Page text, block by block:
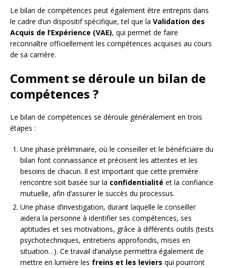
Le bilan de compétences peut également être entrepris dans
le cadre d’un dispositif spécifique, tel que la Validation des
Acquis de l’Expérience (VAE), qui permet de faire
reconnaître officiellement les compétences acquises au cours
de sa carrière.
Comment se déroule un bilan de
compétences ?
Le bilan de compétences se déroule généralement en trois
étapes :
Une phase préliminaire, où le conseiller et le bénéficiaire du
bilan font connaissance et précisent les attentes et les
besoins de chacun. Il est important que cette première
rencontre soit basée sur la confidentialité et la confiance
mutuelle, afin d’assurer le succès du processus.
Une phase d’investigation, durant laquelle le conseiller
aidera la personne à identifier ses compétences, ses
aptitudes et ses motivations, grâce à différents outils (tests
psychotechniques, entretiens approfondis, mises en
situation…). Ce travail d’analyse permettra également de
mettre en lumière les freins et les leviers qui pourront